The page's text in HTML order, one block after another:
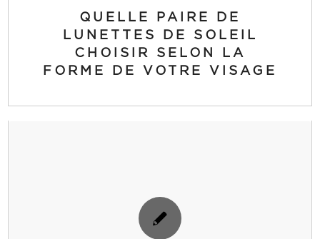
QUELLE PAIRE DE
LUNETTES DE SOLEIL
CHOISIR SELON LA
FORME DE VOTRE VISAGE